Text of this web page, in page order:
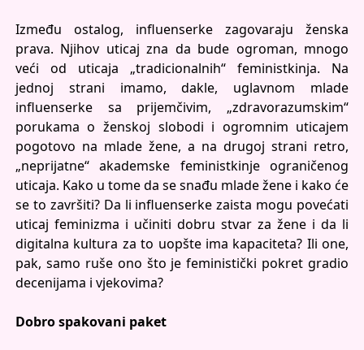
Između ostalog, influenserke zagovaraju ženska
prava. Njihov uticaj zna da bude ogroman, mnogo
veći od uticaja „tradicionalnih“ feministkinja. Na
jednoj strani imamo, dakle, uglavnom mlade
influenserke sa prijemčivim, „zdravorazumskim“
porukama o ženskoj slobodi i ogromnim uticajem
pogotovo na mlade žene, a na drugoj strani retro,
„neprijatne“ akademske feministkinje ograničenog
uticaja. Kako u tome da se snađu mlade žene i kako će
se to završiti? Da li influenserke zaista mogu povećati
uticaj feminizma i učiniti dobru stvar za žene i da li
digitalna kultura za to uopšte ima kapaciteta? Ili one,
pak, samo ruše ono što je feministički pokret gradio
decenijama i vjekovima?
Dobro spakovani paket